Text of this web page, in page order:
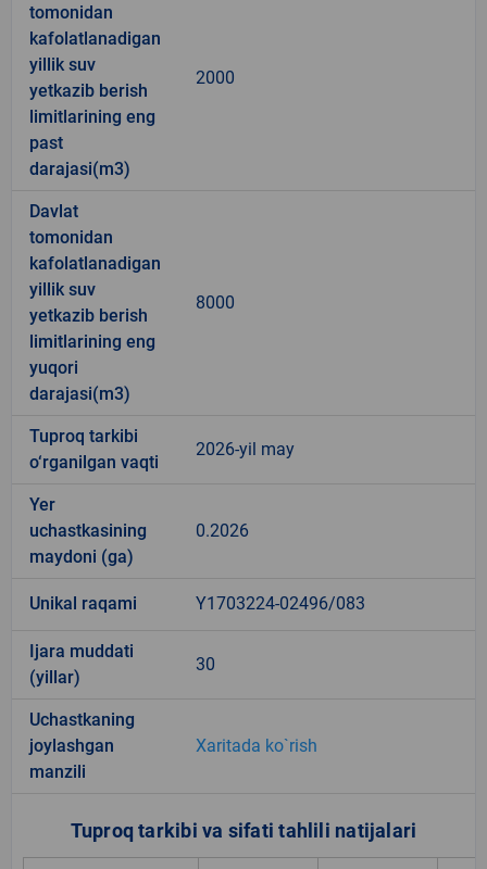
tomonidan
kafolatlanadigan
yillik suv
yetkazib berish
limitlarining eng
past
darajasi(m3)
2000
Davlat
tomonidan
kafolatlanadigan
yillik suv
yetkazib berish
limitlarining eng
yuqori
darajasi(m3)
8000
Tuproq tarkibi
o‘rganilgan vaqti
2026-yil may
Yer
uchastkasining
maydoni (ga)
0.2026
Unikal raqami Y1703224-02496/083
Ijara muddati
(yillar)
30
Uchastkaning
joylashgan
manzili
Xaritada ko`rish
Tuproq tarkibi va sifati tahlili natijalari